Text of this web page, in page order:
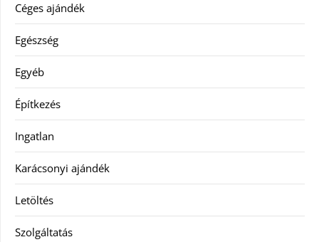
Céges ajándék
Egészség
Egyéb
Építkezés
Ingatlan
Karácsonyi ajándék
Letöltés
Szolgáltatás